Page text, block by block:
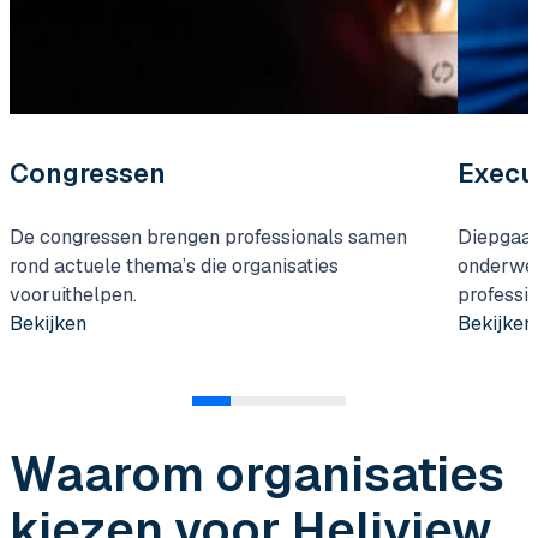
Congressen
De congressen brengen professionals samen
rond actuele thema’s die organisaties
vooruithelpen.
Bekijken
Bekijken
Waarom organisaties